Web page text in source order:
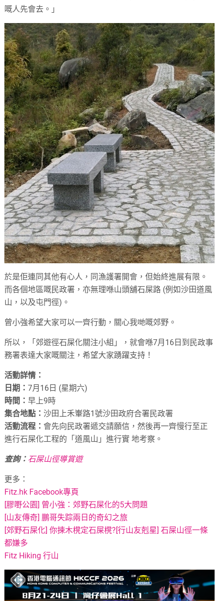
嘅人先會去。」
於是佢連同其他有心人，同漁護署開會，但始終進展有限。
而各個地區嘅民政署，亦無理喺山頭舖石屎路 (例如沙田道風
山，以及屯門徑)。
曾小強希望大家可以一齊行動，關心我哋嘅郊野。
所以，「郊遊徑石屎化關注小組」，就會喺7月16日到民政事
務署表達大家嘅關注，希望大家踴躍支持！
活動詳情：
日期：7月16日 (星期六)
時間：早上9時
集合地點： 沙田上禾輋路1號沙田政府合署民政署
活動流程：會先向民政署遞交請願信，然後再一齊慢行至正
進行石屎化工程的「道風山」進行實 地考察。
查詢： 石屎山徑導賞遊
更多：
Fitz.hk Facebook專頁
[膠嘢公園] 曾小強：郊野石屎化的5大問題
[山友傳奇] 鵬哥失踪兩日的奇幻之旅
[郊野石屎化] 你揀木櫈定石屎櫈?[行山友剋星] 石屎山徑一條
都嫌多
Fitz Hiking 行山